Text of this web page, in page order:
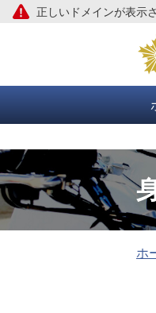
本文へ正しいドメインが表示
ホ